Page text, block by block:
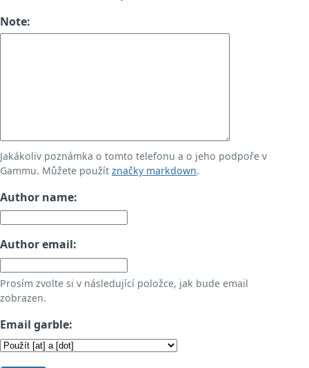
Note:
Jakákoliv poznámka o tomto telefonu a o jeho podpoře v
Gammu. Můžete použít značky markdown.
Author name:
Author email:
Prosím zvolte si v následující položce, jak bude email
zobrazen.
Email garble: